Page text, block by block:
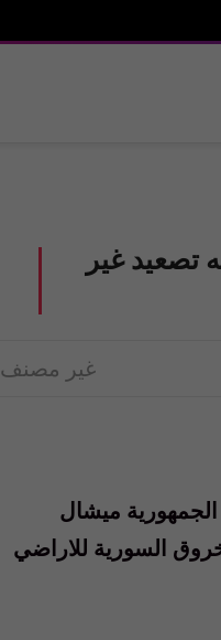
تصعيد غير
غير مصنف
ميشال
السورية للاراضي